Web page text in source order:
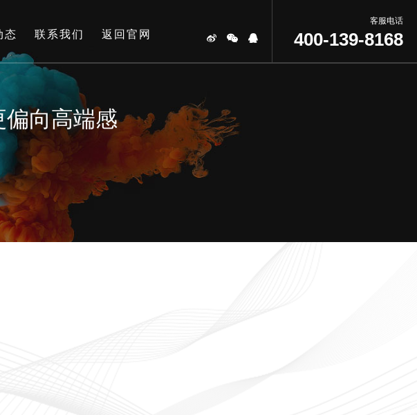
客服电话
400-139-8168
态 联系我们 返回官网
向高端感